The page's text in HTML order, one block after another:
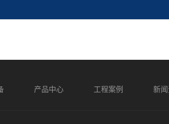
产品中心 工程案例 新闻